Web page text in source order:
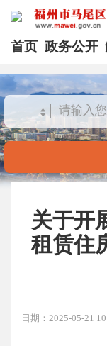
首页 政务公开
关于开
租赁住
日期：2025-05-21